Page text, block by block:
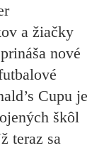
a žiačky
nové
Cupu je
škôl
teraz sa